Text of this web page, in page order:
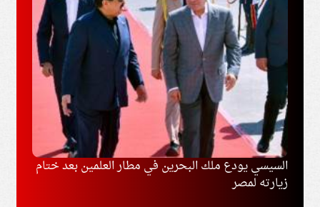
السيسي يودع ملك البحرين في مطار العلمين بعد ختام
زيارته لمصر